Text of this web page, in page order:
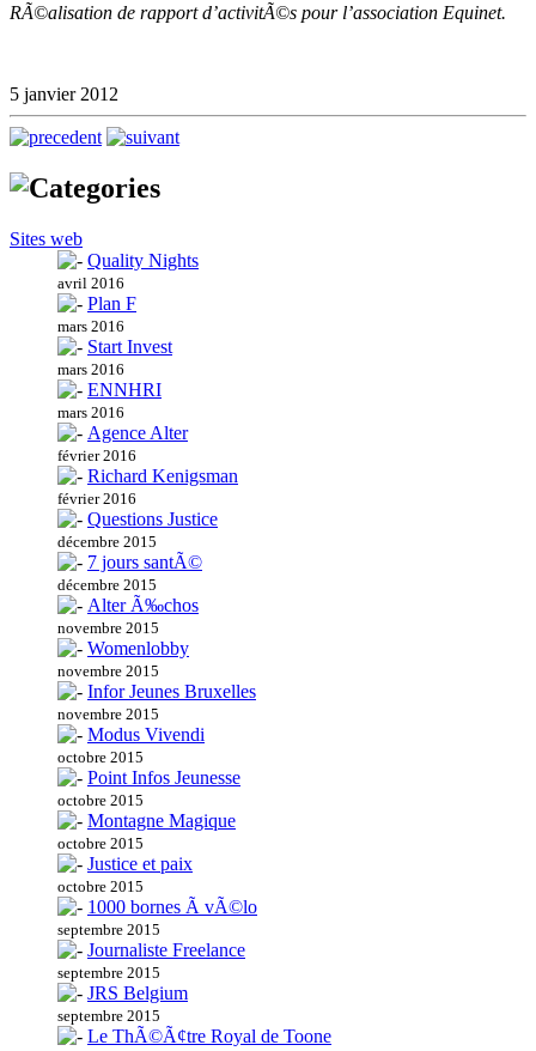
RÃ©alisation de rapport d’activitÃ©s pour l’association Equinet.
5 janvier 2012
Sites web
Quality Nights
avril 2016
Plan F
mars 2016
Start Invest
mars 2016
ENNHRI
mars 2016
Agence Alter
février 2016
Richard Kenigsman
février 2016
Questions Justice
décembre 2015
7 jours santÃ©
décembre 2015
Alter Ã‰chos
novembre 2015
Womenlobby
novembre 2015
Infor Jeunes Bruxelles
novembre 2015
Modus Vivendi
octobre 2015
Point Infos Jeunesse
octobre 2015
Montagne Magique
octobre 2015
Justice et paix
octobre 2015
1000 bornes Ã vÃ©lo
septembre 2015
Journaliste Freelance
septembre 2015
JRS Belgium
septembre 2015
Le ThÃ©Ã¢tre Royal de Toone